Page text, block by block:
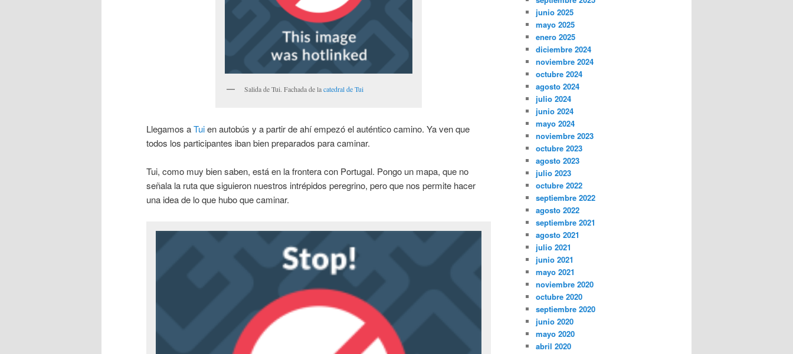
Salida de Tui. Fachada de lacatedral de Tui
Llegamos aTuien autobús y a partir de ahí empezó el auténtico camino. Ya ven que
todos los participantes iban bien preparados para caminar.
Tui, como muy bien saben, está en la frontera con Portugal. Pongo un mapa, que no
señala la ruta que siguieron nuestros intrépidos peregrino, pero que nos permite hacer
una idea de lo que hubo que caminar.
junio 2025
mayo 2025
enero 2025
diciembre 2024
noviembre 2024
octubre 2024
agosto 2024
julio 2024
junio 2024
mayo 2024
noviembre 2023
octubre 2023
agosto 2023
julio 2023
octubre 2022
septiembre 2022
agosto 2022
septiembre 2021
agosto 2021
julio 2021
junio 2021
mayo 2021
noviembre 2020
octubre 2020
septiembre 2020
junio 2020
mayo 2020
abril 2020